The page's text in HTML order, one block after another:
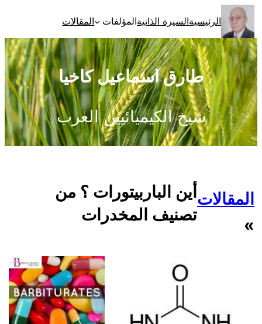
تخطى
إلى
المحتوى
الرئيسيةالسيرة الذاتيةالمؤلفات المقالات
طارق اسماعيل كاخيا
شيخ الكيميائيين العرب
المقالات
»
أين الباربيتورات ؟ من
تصنيف المخدرات